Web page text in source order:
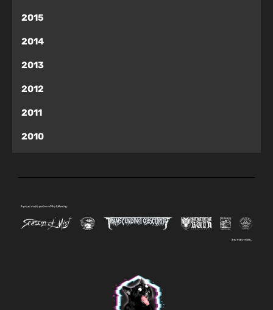
2015
2014
2013
2012
2011
2010